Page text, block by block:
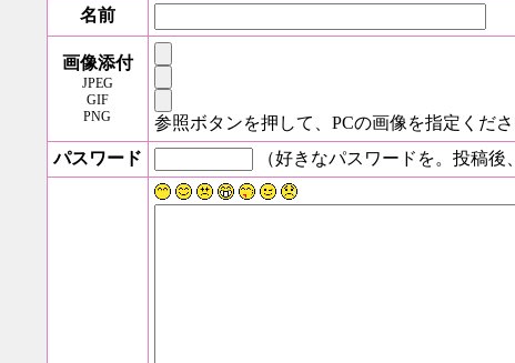
名前
画像添付
JPEG
GIF
PNG
参照ボタンを押して、PCの画像を指定くだ
パスワード
（好きなパスワードを。投稿